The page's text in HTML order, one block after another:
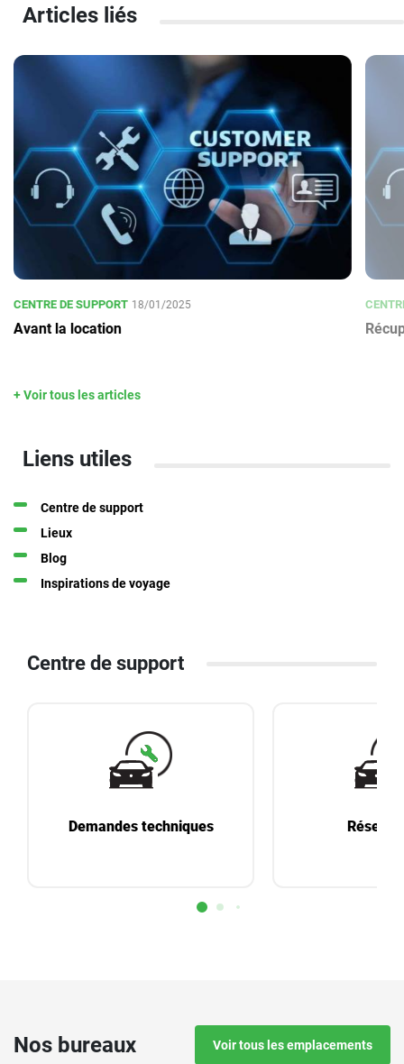
Articles liés
CENTRE DE SUPPORT 18/01/2025
Avant la location
+ Voir tous les articles
Liens utiles
Centre de support
Lieux
Blog
Inspirations de voyage
Centre de support
Demandes techniques
Nos bureaux Voir tous les emplacements